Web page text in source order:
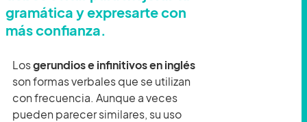
gramática y expresarte con
más confianza.
Losgerundios e infinitivos en inglés
son formas verbales que se utilizan
con frecuencia. Aunque a veces
pueden parecer similares, su uso